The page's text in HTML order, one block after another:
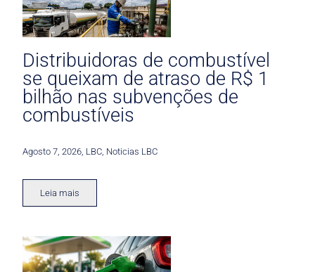
Distribuidoras de combustível
se queixam de atraso de R$ 1
bilhão nas subvenções de
combustíveis
Agosto 7, 2026 LBC Noticias LBC
Leia mais